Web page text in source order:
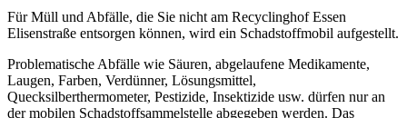
Für Müll und Abfälle, die Sie nicht am Recyclinghof Essen
Elisenstraße entsorgen können, wird ein Schadstoffmobil aufgestellt.
Problematische Abfälle wie Säuren, abgelaufene Medikamente,
Laugen, Farben, Verdünner, Lösungsmittel,
Quecksilberthermometer, Pestizide, Insektizide usw. dürfen nur an
der mobilen Schadstoffsammelstelle abgegeben werden. Das